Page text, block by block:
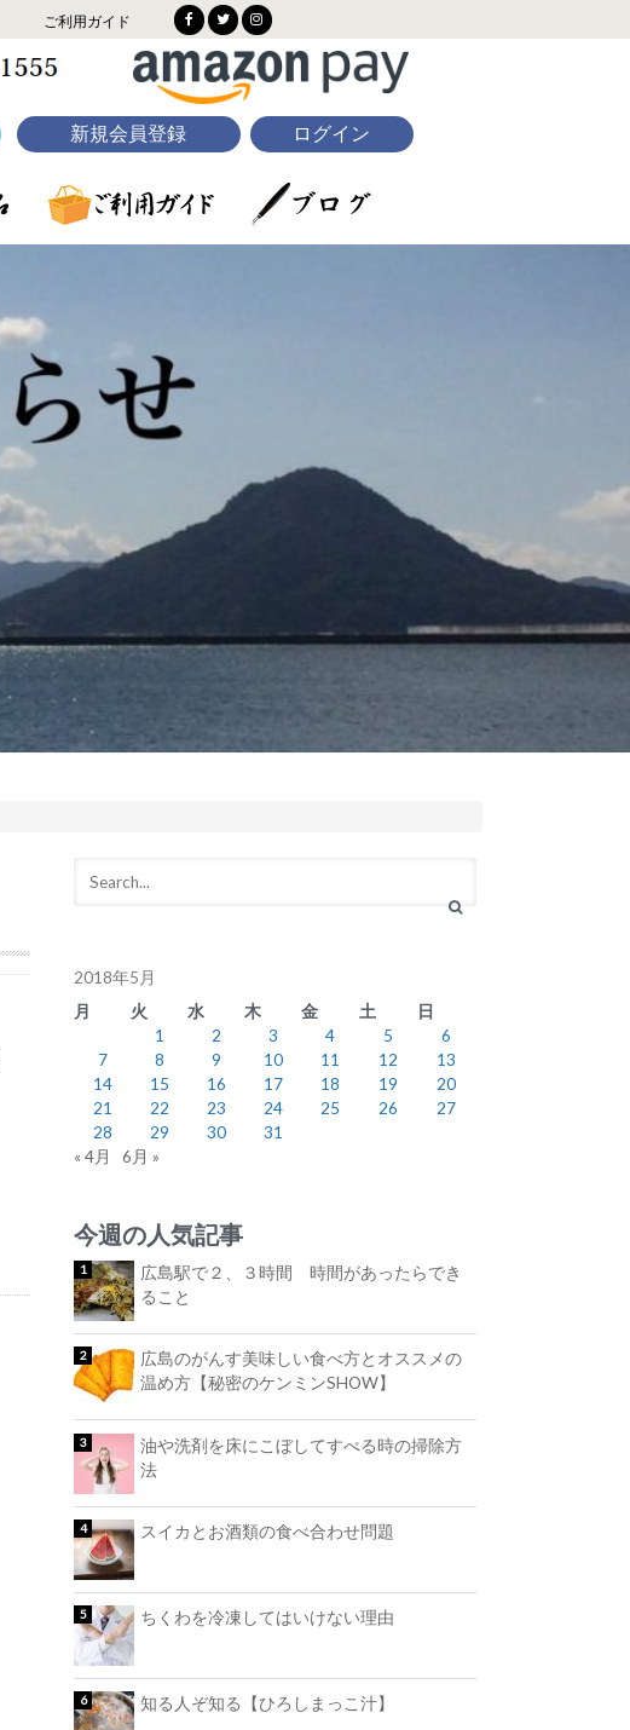
ご利用ガイド
新規会員登録 ログイン
2018年5月
月
火 水 木 金 土
日
1
2 3 4 5
6
7
8 9 10 11 12
13
14
15 16 17 18 19
20
21
22 23 24 25 26
27
28
29 30
31
« 4月
6月 »
今週の人気記事
広島駅で２、３時間 時間があったらでき
ること
広島のがんす美味しい食べ方とオススメの
温め方【秘密のケンミンSHOW】
油や洗剤を床にこぼしてすべる時の掃除方
法
スイカとお酒類の食べ合わせ問題
ちくわを冷凍してはいけない理由
知る人ぞ知る【ひろしまっこ汁】